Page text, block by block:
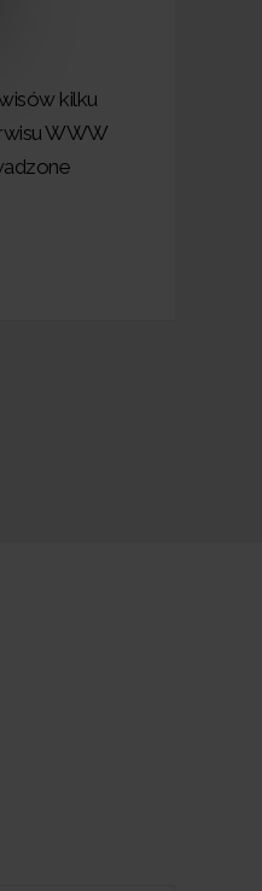
kilku
WWW